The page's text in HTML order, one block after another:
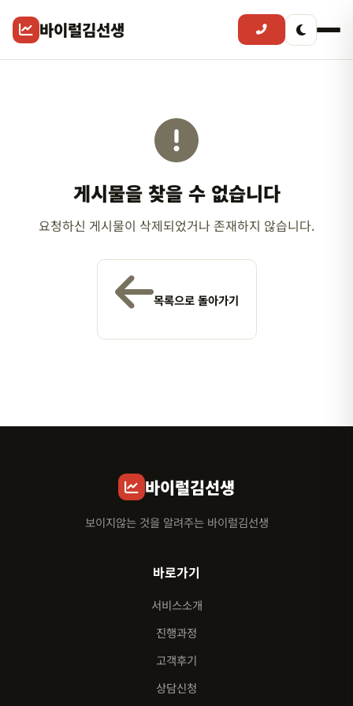
바이럴김선생
게시물을 찾을 수 없습니다
요청하신 게시물이 삭제되었거나 존재하지 않습니다.
목록으로 돌아가기
바이럴김선생
보이지않는 것을 알려주는 바이럴김선생
바로가기
서비스소개
진행과정
고객후기
상담신청